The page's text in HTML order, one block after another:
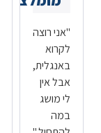
"אני רוצה
לקרוא
באנגלית,
אבל אין
לי מושג
במה